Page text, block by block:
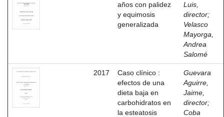
años con palidez
y equimosis
generalizada
Luis,
director;
Velasco
Mayorga,
Andrea
Salomé
2017
Caso clínico :
efectos de una
dieta baja en
carbohidratos en
la esteatosis
Guevara
Aguirre,
Jaime,
director;
Coba